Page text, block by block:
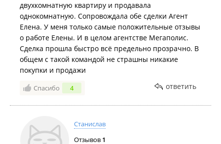
двухкомнатную квартиру и продавала
однокомнатную. Сопровождала обе сделки Агент
Елена. У меня только самые положительные отзывы
о работе Елены. И в целом агентстве Мегаполис.
Сделка прошла быстро всё предельно прозрачно. В
общем с такой командой не страшны никакие
покупки и продажи
Спасибо 4 ответить
Станислав
Отзывов 1